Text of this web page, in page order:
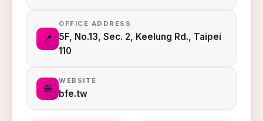
📍
OFFICE ADDRESS
5F, No.13, Sec. 2, Keelung Rd., Taipei
110
🌐
WEBSITE
bfe.tw